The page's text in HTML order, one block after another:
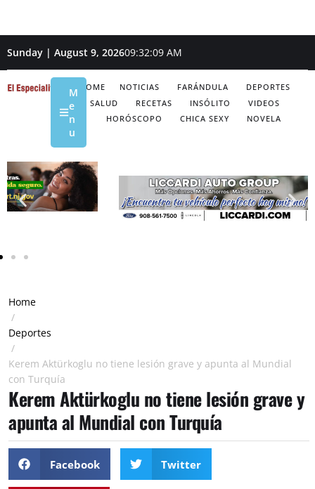
Sunday | August 9, 202609:32:10 AM
HOME NOTICIAS FARÁNDULA
DEPORTES
SALUD
RECETAS INSÓLITO
VIDEOS
HORÓSCOPO
CHICA SEXY NOVELA
M
e
n
u
Home
/
Deportes
/
Kerem Aktürkoglu no tiene lesión grave y apunta al Mundial
con Turquía
Kerem Aktürkoglu no tiene lesión grave y
apunta al Mundial con Turquía
Facebook Twitter